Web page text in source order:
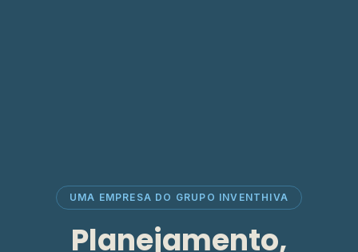
UMA EMPRESA DO GRUPO INVENTHIVA
Planejamento,